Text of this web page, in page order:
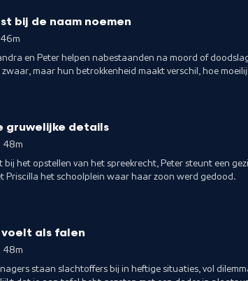
bij de naam noemen
46m
en Peter helpen nabestaanden na moord of
maar hun betrokkenheid maakt verschil, hoe
gruwelijke details
48m
bij het opstellen van het spreekrecht, Peter steunt een
Priscilla het schoolplein waar haar zoon werd gedood.
voelt als falen
48m
staan slachtoffers bij in heftige situaties, vol